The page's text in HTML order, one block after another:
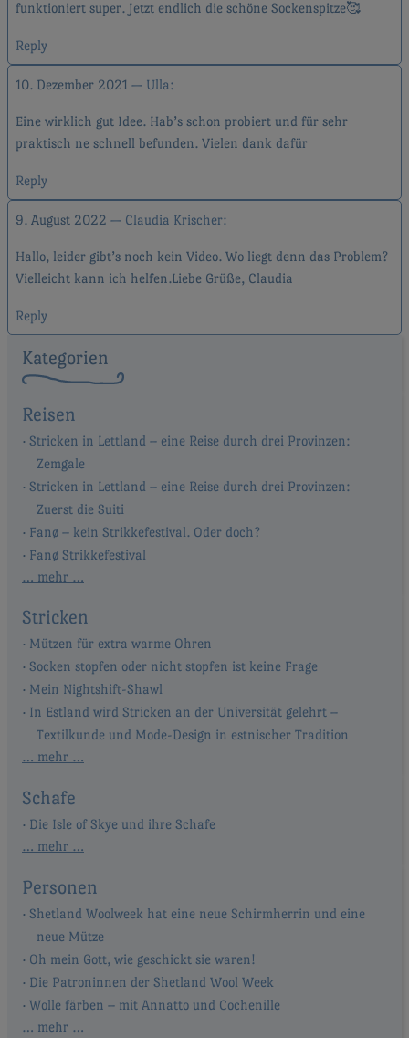
funktioniert super. Jetzt endlich die schöne Sockenspitze🥰
Reply
10. Dezember 2021 Ulla
Eine wirklich gut Idee. Hab’s schon probiert und für sehr
praktisch ne schnell befunden. Vielen dank dafür
Reply
9. August 2022 Claudia Krischer
Hallo, leider gibt’s noch kein Video. Wo liegt denn das Problem?
Vielleicht kann ich helfen.Liebe Grüße, Claudia
Reply
Kategorien
Reisen
Stricken in Lettland – eine Reise durch drei Provinzen:
Zemgale
Stricken in Lettland – eine Reise durch drei Provinzen:
Zuerst die Suiti
Fanø – kein Strikkefestival. Oder doch?
Fanø Strikkefestival
… mehr …
Stricken
Mützen für extra warme Ohren
Socken stopfen oder nicht stopfen ist keine Frage
Mein Nightshift-Shawl
In Estland wird Stricken an der Universität gelehrt –
Textilkunde und Mode-Design in estnischer Tradition
… mehr …
Schafe
Die Isle of Skye und ihre Schafe
… mehr …
Personen
Shetland Woolweek hat eine neue Schirmherrin und eine
neue Mütze
Oh mein Gott, wie geschickt sie waren!
Die Patroninnen der Shetland Wool Week
Wolle färben – mit Annatto und Cochenille
… mehr …